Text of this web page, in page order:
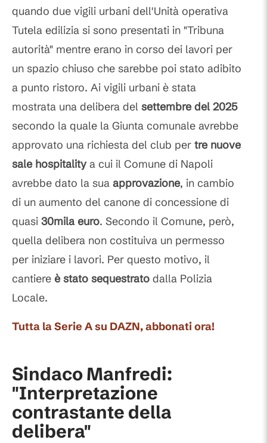
quando due vigili urbani dell'Unità operativa
Tutela edilizia si sono presentati in "Tribuna
autorità" mentre erano in corso dei lavori per
un spazio chiuso che sarebbe poi stato adibito
a punto ristoro. Ai vigili urbani è stata
mostrata una delibera del settembre del 2025
secondo la quale la Giunta comunale avrebbe
approvato una richiesta del club per tre nuove
sale hospitality a cui il Comune di Napoli
avrebbe dato la sua approvazione, in cambio
di un aumento del canone di concessione di
quasi 30mila euro. Secondo il Comune, però,
quella delibera non costituiva un permesso
per iniziare i lavori. Per questo motivo, il
cantiere è stato sequestrato dalla Polizia
Locale.
Tutta la Serie A su DAZN, abbonati ora!
Sindaco Manfredi:
"Interpretazione
contrastante della
delibera"